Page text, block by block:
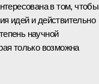
в том, чтобы
идей и действительно
научной
только возможна